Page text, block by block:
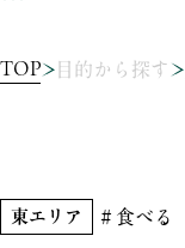
TOP 目的から探す
東エリア ＃食べる